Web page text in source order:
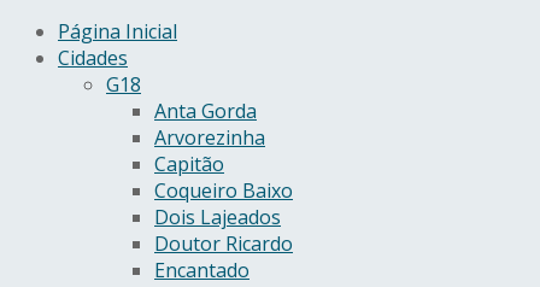
Página Inicial
Cidades
G18
Anta Gorda
Arvorezinha
Capitão
Coqueiro Baixo
Dois Lajeados
Doutor Ricardo
Encantado